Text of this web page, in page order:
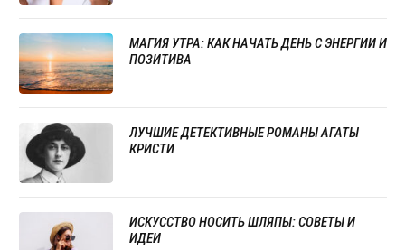
МАГИЯ УТРА: КАК НАЧАТЬ ДЕНЬ С ЭНЕРГИИ И
ПОЗИТИВА
ЛУЧШИЕ ДЕТЕКТИВНЫЕ РОМАНЫ АГАТЫ
КРИСТИ
ИСКУССТВО НОСИТЬ ШЛЯПЫ: СОВЕТЫ И
ИДЕИ